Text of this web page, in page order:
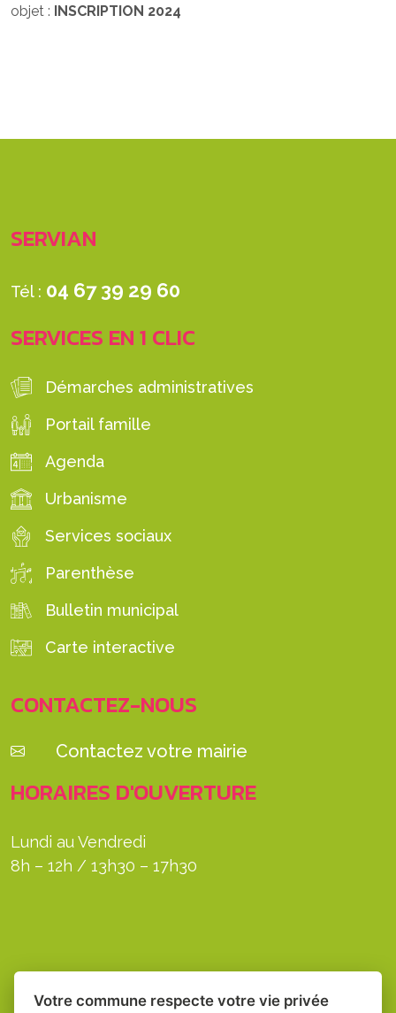
objet : INSCRIPTION 2024
SERVIAN
Tél : 04 67 39 29 60
SERVICES EN 1 CLIC
Démarches administratives
Portail famille
Agenda
Urbanisme
Services sociaux
Parenthèse
Bulletin municipal
Carte interactive
CONTACTEZ-NOUS
Contactez votre mairie
HORAIRES D'OUVERTURE
Lundi au Vendredi
8h – 12h / 13h30 – 17h30
Votre commune respecte votre vie privée